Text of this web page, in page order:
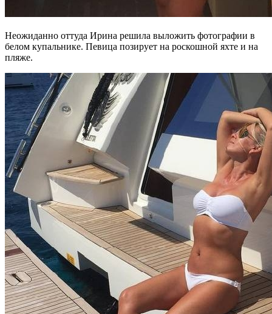
Неожиданно оттуда Ирина решила выложить фотографии в
белом купальнике. Певица позирует на роскошной яхте и на
пляже.